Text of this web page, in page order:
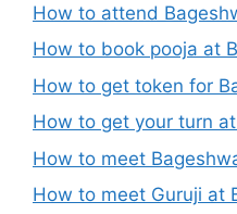
How to attend
How to book pooja at
How to get token for
How to get your turn
How to meet
How to meet Guruji at